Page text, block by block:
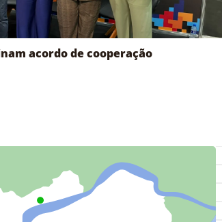
acordo de cooperação